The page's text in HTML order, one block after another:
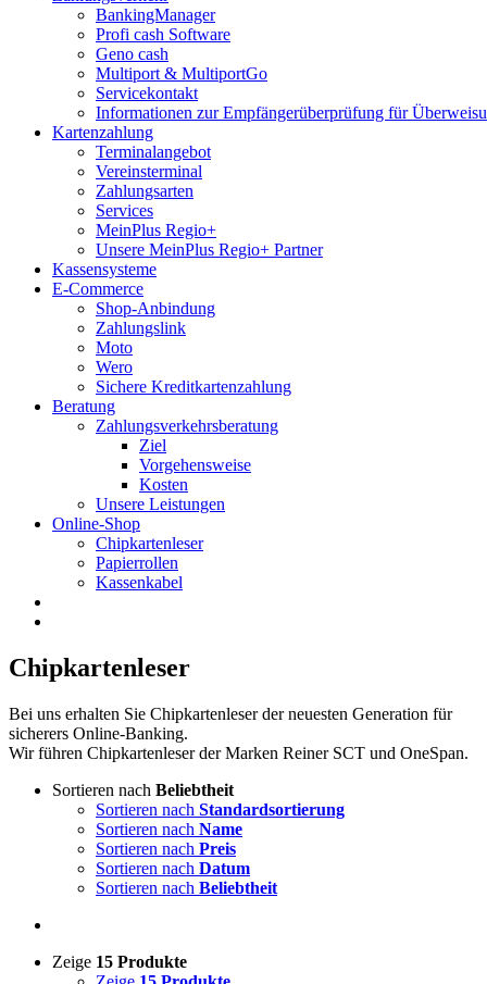
BankingManager
Profi cash Software
Geno cash
Multiport & MultiportGo
Servicekontakt
Informationen zur Empfängerüberprüfung für
Kartenzahlung
Terminalangebot
Vereinsterminal
Zahlungsarten
Services
MeinPlus Regio+
Unsere MeinPlus Regio+ Partner
Kassensysteme
E-Commerce
Shop-Anbindung
Zahlungslink
Moto
Wero
Sichere Kreditkartenzahlung
Beratung
Zahlungsverkehrsberatung
Ziel
Vorgehensweise
Kosten
Unsere Leistungen
Online-Shop
Chipkartenleser
Papierrollen
Kassenkabel
Chipkartenleser
Bei uns erhalten Sie Chipkartenleser der neuesten Generation für
sicherers Online-Banking.
Wir führen Chipkartenleser der Marken Reiner SCT und OneSpan.
Sortieren nach Beliebtheit
Sortieren nach Standardsortierung
Sortieren nach Name
Sortieren nach Preis
Sortieren nach Datum
Sortieren nach Beliebtheit
Zeige 15 Produkte